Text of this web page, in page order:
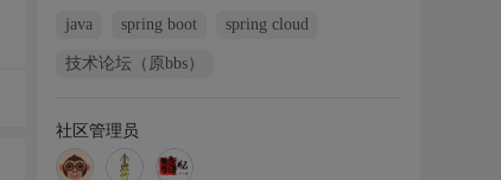
java spring boot spring cloud
技术论坛（原bbs）
社区管理员